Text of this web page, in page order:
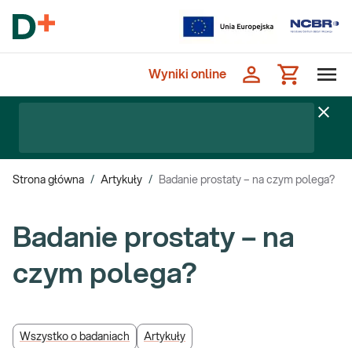
Wyniki online
Strona główna / Artykuły / Badanie prostaty – na czym polega?
Badanie prostaty – na
czym polega?
Wszystko o badaniach Artykuły